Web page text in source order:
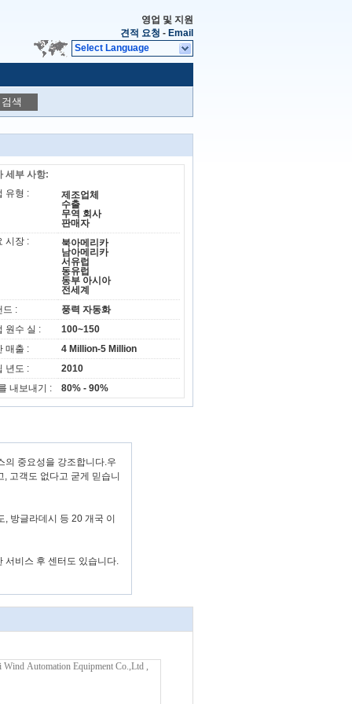
영업 및 지원
견적 요청 - Email
Select Language
검색
세부 사항:
유형 :
제조업체
수출
무역 회사
판매자
시장 :
북아메리카
남아메리카
서유럽
동유럽
동부 아시아
전세계
드 :
풍력 자동화
원수 실 :
100~150
매출 :
4 Million-5 Million
년도 :
2010
내보내기 :
80% - 90%
의 중요성을 강조합니다.우
고객도 없다고 굳게 믿습니
방글라데시 등 20 개국 이
서비스 후 센터도 있습니다.